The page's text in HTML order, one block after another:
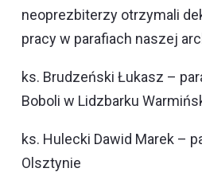
neoprezbiterzy otrzymali
pracy w parafiach naszej
ks. Brudzeński Łukasz –
Boboli w Lidzbarku
ks. Hulecki Dawid Marek –
Olsztynie